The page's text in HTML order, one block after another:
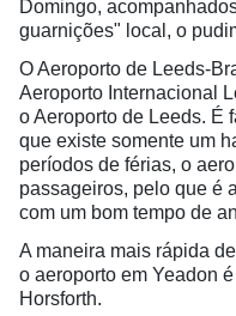
Domingo,
guarnições" local, o
O Aeroporto de Leeds-
Aeroporto Internacional
o Aeroporto de Leeds. É
que existe somente um
períodos de férias, o
passageiros, pelo que é
com um bom tempo de
A maneira mais rápida
o aeroporto em Yeadon
Horsforth.